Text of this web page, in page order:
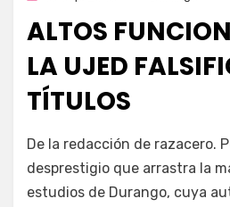
ALTOS
LA UJED
TÍTULOS
por Enrique
De la redacción de razacero.
desprestigio que arrastra la
estudios de Durango, cuya